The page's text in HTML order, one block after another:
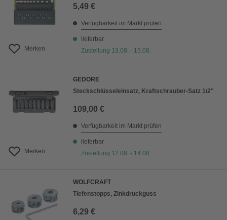
Merken
5,49 €
Verfügbarkeit im Markt prüfen
lieferbar
Zustellung 13.08. - 15.08.
Merken
GEDORE
Steckschlüsseleinsatz, Kraftschrauber-Satz 1/2"
109,00 €
Verfügbarkeit im Markt prüfen
lieferbar
Zustellung 12.08. - 14.08.
WOLFCRAFT
Tiefenstopps, Zinkdruckguss
6,29 €